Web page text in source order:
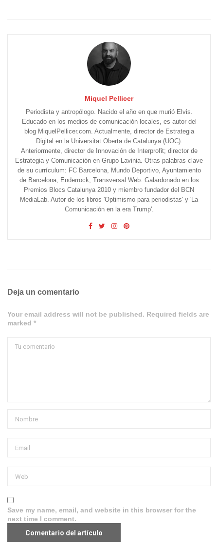
Miquel Pellicer
Periodista y antropólogo. Nacido el año en que murió Elvis.
Educado en los medios de comunicación locales, es autor del
blog MiquelPellicer.com. Actualmente, director de Estrategia
Digital en la Universitat Oberta de Catalunya (UOC).
Anteriormente, director de Innovación de Interprofit; director de
Estrategia y Comunicación en Grupo Lavinia. Otras palabras clave
de su currículum: FC Barcelona, Mundo Deportivo, Ayuntamiento
de Barcelona, Enderrock, Transversal Web. Galardonado en los
Premios Blocs Catalunya 2010 y miembro fundador del BCN
MediaLab. Autor de los libros 'Optimismo para periodistas' y 'La
Comunicación en la era Trump'.
Deja un comentario
Your email address will not be published. Required fields are
marked *
Save my name, email, and website in this browser for the
next time I comment.